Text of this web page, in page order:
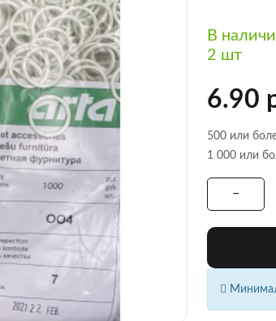
В
2 шт
6.90
500 или
1 000 или